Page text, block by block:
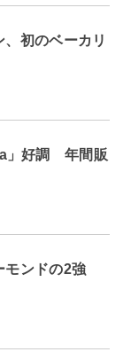
、初のベーカリ
」好調 年間販
モンドの2強